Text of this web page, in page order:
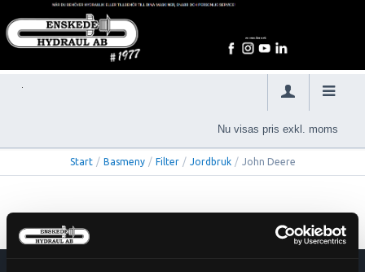
Nu visas pris exkl. moms
Start / Basmeny / Filter / Jordbruk / John Deere